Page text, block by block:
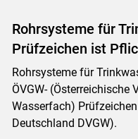
Rohrsysteme für
Prüfzeichen ist
Rohrsysteme für
ÖVGW- (Österreichische
Wasserfach)
Deutschland DVGW).